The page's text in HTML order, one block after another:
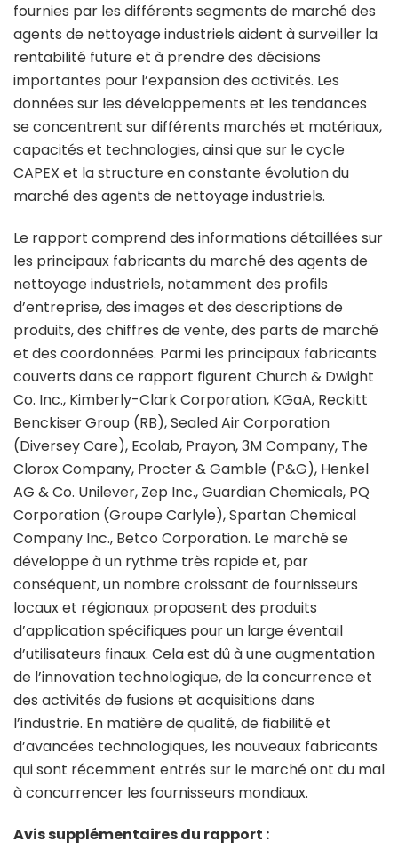
fournies par les différents segments de marché des
agents de nettoyage industriels aident à surveiller la
rentabilité future et à prendre des décisions
importantes pour l’expansion des activités. Les
données sur les développements et les tendances
se concentrent sur différents marchés et matériaux,
capacités et technologies, ainsi que sur le cycle
CAPEX et la structure en constante évolution du
marché des agents de nettoyage industriels.
Le rapport comprend des informations détaillées sur
les principaux fabricants du marché des agents de
nettoyage industriels, notamment des profils
d’entreprise, des images et des descriptions de
produits, des chiffres de vente, des parts de marché
et des coordonnées. Parmi les principaux fabricants
couverts dans ce rapport figurent Church & Dwight
Co. Inc., Kimberly-Clark Corporation, KGaA, Reckitt
Benckiser Group (RB), Sealed Air Corporation
(Diversey Care), Ecolab, Prayon, 3M Company, The
Clorox Company, Procter & Gamble (P&G), Henkel
AG & Co. Unilever, Zep Inc., Guardian Chemicals, PQ
Corporation (Groupe Carlyle), Spartan Chemical
Company Inc., Betco Corporation. Le marché se
développe à un rythme très rapide et, par
conséquent, un nombre croissant de fournisseurs
locaux et régionaux proposent des produits
d’application spécifiques pour un large éventail
d’utilisateurs finaux. Cela est dû à une augmentation
de l’innovation technologique, de la concurrence et
des activités de fusions et acquisitions dans
l’industrie. En matière de qualité, de fiabilité et
d’avancées technologiques, les nouveaux fabricants
qui sont récemment entrés sur le marché ont du mal
à concurrencer les fournisseurs mondiaux.
Avis supplémentaires du rapport :